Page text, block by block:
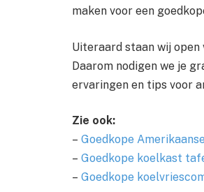
maken voor een
Uiteraard staan wij
Daarom nodigen we je
ervaringen en tips voor
Zie ook:
– Goedkope
– Goedkope koelkast
– Goedkope